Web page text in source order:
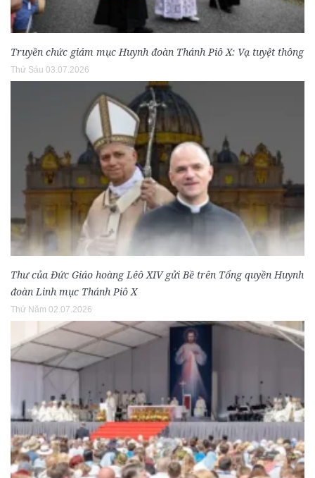
Truyền chức giám mục Huynh đoàn Thánh Piô X: Vạ tuyệt thông
Thứ Sáu 03.07.2026
Thư của Đức Giáo hoàng Lêô XIV gửi Bề trên Tổng quyền Huynh
đoàn Linh mục Thánh Piô X
Thứ Năm 02.07.2026